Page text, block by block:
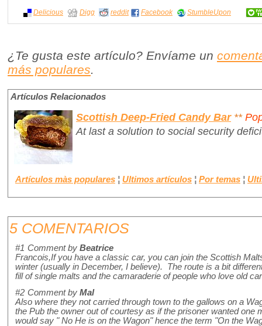
Delicious Digg reddit Facebook StumbleUpon
¿Te gusta este artículo? Envíame un
más populares.
Artículos Relacionados
Scottish Deep-Fried Candy Bar **
At last a solution to social security
Artículos màs populares ¦ Ultimos artículos ¦ Por temas ¦
5 COMENTARIOS
#1 Comment by Beatrice
Francois,If you have a classic car, you can join the Scottish
winter (usually in December, I believe). The route is a bit
fill of single malts and the camaraderie of people who love old
#2 Comment by Mal
Also where they not carried through town to the gallows on a
the Pub the owner out of courtesy as if the prisoner wanted one
would say " No He is on the Wagon" hence the term "On the